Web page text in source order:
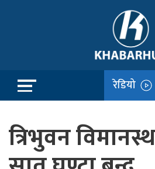
रेडियो
त्रिभुवन